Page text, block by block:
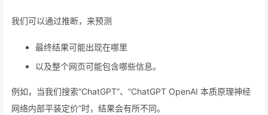
我们可以通过推断，来预测
最终结果可能出现在哪里
以及整个网页可能包含哪些信息。
例如，当我们搜索“ChatGPT”、“ChatGPT OpenAI 本质原理神经
网络内部平装定价”时，结果会有所不同。